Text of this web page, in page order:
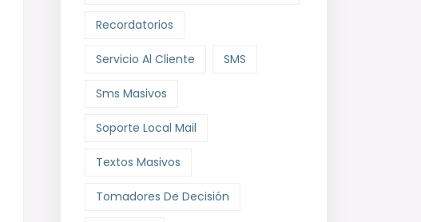
Recordatorios
Servicio Al Cliente SMS
Sms Masivos
Soporte Local Mail
Textos Masivos
Tomadores De Decisión